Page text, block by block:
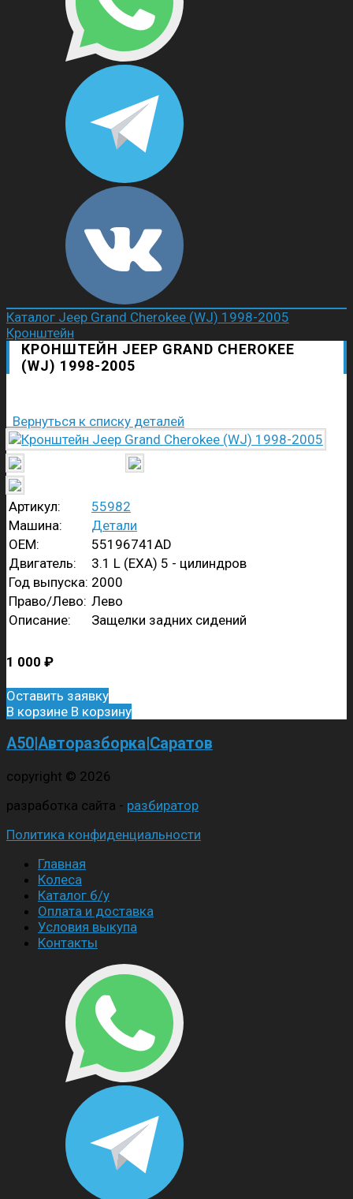
Каталог Jeep Grand Cherokee (WJ) 1998-2005
Кронштейн
КРОНШТЕЙН JEEP GRAND CHEROKEE
(WJ) 1998-2005
Вернуться к списку деталей
Артикул:
55982
Машина:
Детали
OEM:
55196741AD
Двигатель:
3.1 L (EXA) 5 - цилиндров
Год выпуска: 2000
Право/Лево: Лево
Описание:
Защелки задних сидений
1 000 ₽
Оставить заявку
В корзине В корзину
А50|Авторазборка|Саратов
copyright © 2026
разработка сайта - разбиратор
Политика конфиденциальности
Главная
Колеса
Каталог б/у
Оплата и доставка
Условия выкупа
Контакты